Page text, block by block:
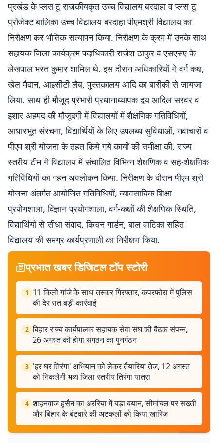
प्रखंड के प्लस टू राजकीयकृत उच्च विद्यालय बरदाहा व प्लस टू
प्रोजेक्ट बालिका उच्च विद्यालय बरदाहा पीएमश्री विद्यालय का
निरीक्षण कर भौतिक सत्यापन किया. निरीक्षण के क्रम में उनके साथ
सहायक जिला कार्यक्रम पदाधिकारी राजेश ठाकुर व एसएसए के
लेखपाल भरत कुमार शामिल थे. इस दौरान अधिकारियों ने वर्ग कक्ष,
खेल मैदान, आइसीटी लैब, पुस्तकालय आदि का बारीकी से जायजा
लिया. साथ ही मौजूद प्रभारी प्रधानाध्यापक द्वय आदिल सरवर व
इशार अहमद की मौजूदगी में विद्यालयों में शैक्षणिक गतिविधियों,
आधारभूत संरचना, विद्यार्थियों के लिए उपलब्ध सुविधाओं, नवाचारों व
पीएम श्री योजना के तहत किये गये कार्यों की समीक्षा की. राज्य
स्तरीय टीम ने विद्यालय में संचालित विभिन्न शैक्षणिक व सह-शैक्षणिक
गतिविधियों का गहन अवलोकन किया. निरीक्षण के दौरान पीएम श्री
योजना अंतर्गत आयोजित गतिविधियों, व्यावसायिक शिक्षा
प्रयोगशाला, विज्ञान प्रयोगशाला, वर्ग-कक्षों की शैक्षणिक स्थिति,
विद्यार्थियों से सीधा संवाद, किचन गार्डन, बाल वाटिका सहित
विद्यालय की समग्र कार्यप्रणाली का निरीक्षण किया.
प्रभात खबर डिजिटल टॉप स्टोरी
1
11 किलो गांजे के साथ तस्कर गिरफ्तार, कपरफोरा में पुलिस
की देर रात बड़ी कार्रवाई
2 बिहार राज्य कार्यपालक सहायक सेवा संघ की बैठक संपन्न,
26 अगस्त को होगा संगठन का पुनर्गठन
3 'हर घर तिरंगा' अभियान को लेकर तैयारियां तेज, 12 अगस्त
को निकलेगी भव्य जिला स्तरीय तिरंगा यात्रा
4 शाहनवाज हुसैन का अररिया में बड़ा बयान, सीमांचल पर सख्ती
और बिहार के बंटवारे की अटकलों को किया खारिज